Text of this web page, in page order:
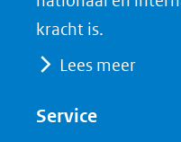
kracht is.
Lees meer
Service